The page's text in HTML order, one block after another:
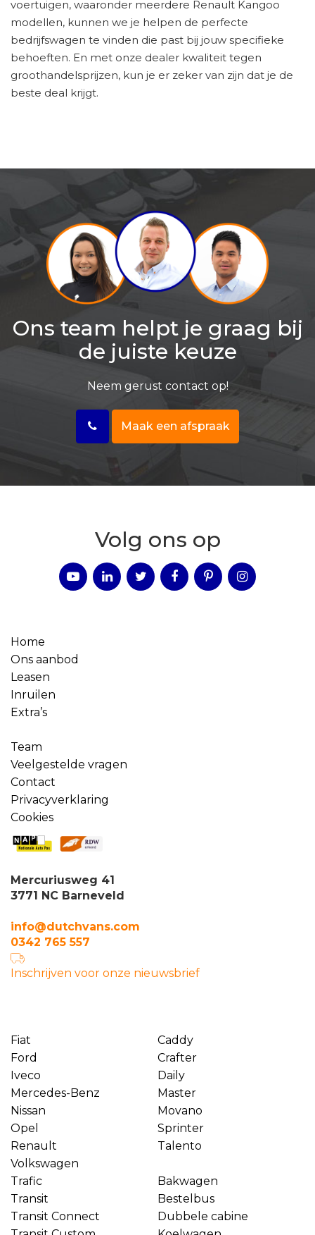
voertuigen, waaronder meerdere Renault Kangoo
modellen, kunnen we je helpen de perfecte
bedrijfswagen te vinden die past bij jouw specifieke
behoeften. En met onze dealer kwaliteit tegen
groothandelsprijzen, kun je er zeker van zijn dat je de
beste deal krijgt.
Ons team helpt je graag bij
de juiste keuze
Neem gerust contact op!
Maak een afspraak
Volg ons op
Home
Ons aanbod
Leasen
Inruilen
Extra’s
Team
Veelgestelde vragen
Contact
Privacyverklaring
Cookies
Mercuriusweg 41
3771 NC Barneveld
info@dutchvans.com
0342 765 557
Inschrijven voor onze nieuwsbrief
Fiat
Ford
Iveco
Mercedes-Benz
Nissan
Opel
Renault
Volkswagen
Caddy
Crafter
Daily
Master
Movano
Sprinter
Talento
Trafic
Transit
Transit Connect
Bakwagen
Bestelbus
Dubbele cabine